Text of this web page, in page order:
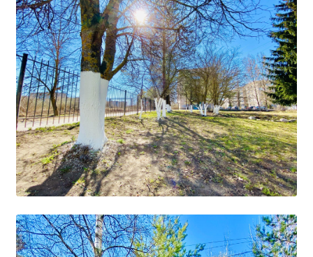
Образование
Образовательные стандарты и требования
Руководство
Педагогический состав
Материально-техническое обеспечение и
оснащенность образовательного процесса.
Доступная среда
Стипендии и меры поддержки обучающихся
Платные образовательные услуги
Финансово-хозяйственная деятельность
Международное сотрудничество
Организация питания в образовательной